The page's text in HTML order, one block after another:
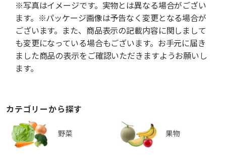
※写真はイメージです。実物とは異なる場合がござい
ます。※パッケージ画像は予告なく変更となる場合が
ございます。また、商品表示の記載内容に関しまして
も変更になっている場合もございます。お手元に届き
ました商品の表示をご確認いただきますようお願いし
ます。
カテゴリーから探す